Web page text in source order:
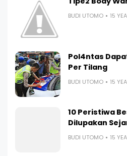
BUDI UTOMO 15
Pol4ntas
Per Tilang
BUDI UTOMO 15
10 Peristiwa
Dilupakan
BUDI UTOMO 15